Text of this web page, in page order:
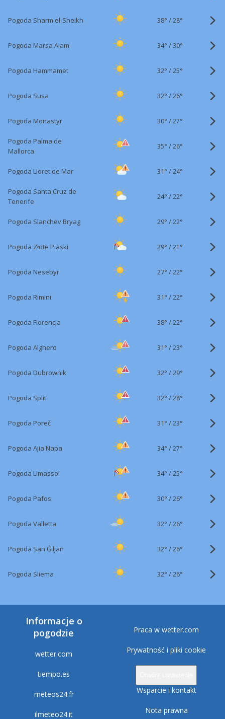
Pogoda Sharm el-Sheikh 38° /28°
Pogoda Marsa Alam 34° /30°
Pogoda Hammamet 32° /25°
Pogoda Susa 32° /26°
Pogoda Monastyr 30° /27°
Pogoda Palma de
Mallorca
35° /26°
Pogoda Lloret de Mar 31° /24°
Pogoda Santa Cruz de
Tenerife
24° /22°
Pogoda Slanchev Bryag 29° /22°
Pogoda Złote Piaski 29° /21°
Pogoda Nesebyr 27° /22°
Pogoda Rimini 31° /22°
Pogoda Florencja 38° /22°
Pogoda Alghero 31° /23°
Pogoda Dubrownik 32° /29°
Pogoda Split 32° /28°
Pogoda Poreč 31° /23°
Pogoda Ajia Napa 34° /27°
Pogoda Limassol 34° /25°
Pogoda Pafos 30° /26°
Pogoda Valletta 32° /26°
Pogoda San Ġiljan 32° /26°
Pogoda Sliema 32° /26°
Informacje o
pogodzie
wetter.com
tiempo.es
meteos24.fr
ilmeteo24.it
Praca w wetter.com
Prywatność i pliki cookie
Wsparcie i kontakt
Nota prawna